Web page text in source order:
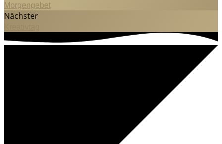
Morgengebet
Nächster